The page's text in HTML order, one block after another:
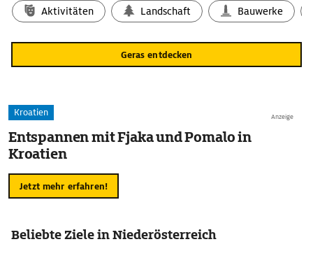
Aktivitäten Landschaft Bauwerke
Geras entdecken
Anzeige
Kroatien
Entspannen mit Fjaka und Pomalo in
Kroatien
Jetzt mehr erfahren!
Beliebte Ziele in Niederösterreich